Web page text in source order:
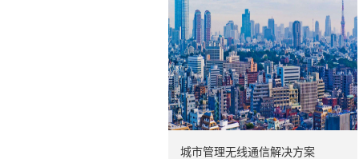
城市管理无线通信解决方案